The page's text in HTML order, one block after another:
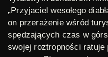
„Przyjaciel wesołego
on przerażenie wśród
spędzających czas w
swojej roztropności ratuje